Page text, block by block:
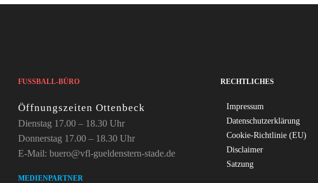
FUSSBALL-BÜRO
Öffnungszeiten Ottenbeck
Dienstag 17.00 – 18.30 Uhr
Donnerstag 17.00 – 18.30 Uhr
E-Mail: buero@vfl-gueldenstern-stade.de
MEDIENPARTNER
RECHTLICHES
Impressum
Datenschutzerklärung
Cookie-Richtlinie (EU)
Disclaimer
Satzung